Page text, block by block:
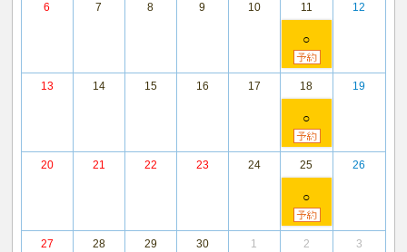
6 7 8 9 10 11
○
12
13 14 15 16 17 18
○
19
20 21 22 23 24 25
○
26
27 28 29 30 1 2 3